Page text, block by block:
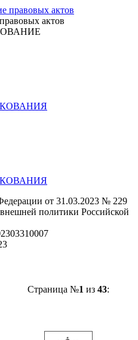
актов
от 31.03.2023 № 229
политики Российской
Страница №1 из 43: